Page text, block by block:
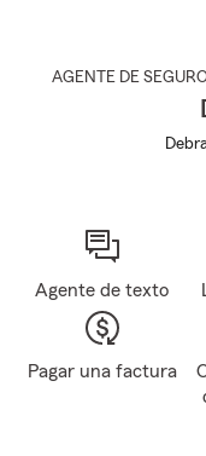
AGENTE DE
Agente de texto
Pagar una factura